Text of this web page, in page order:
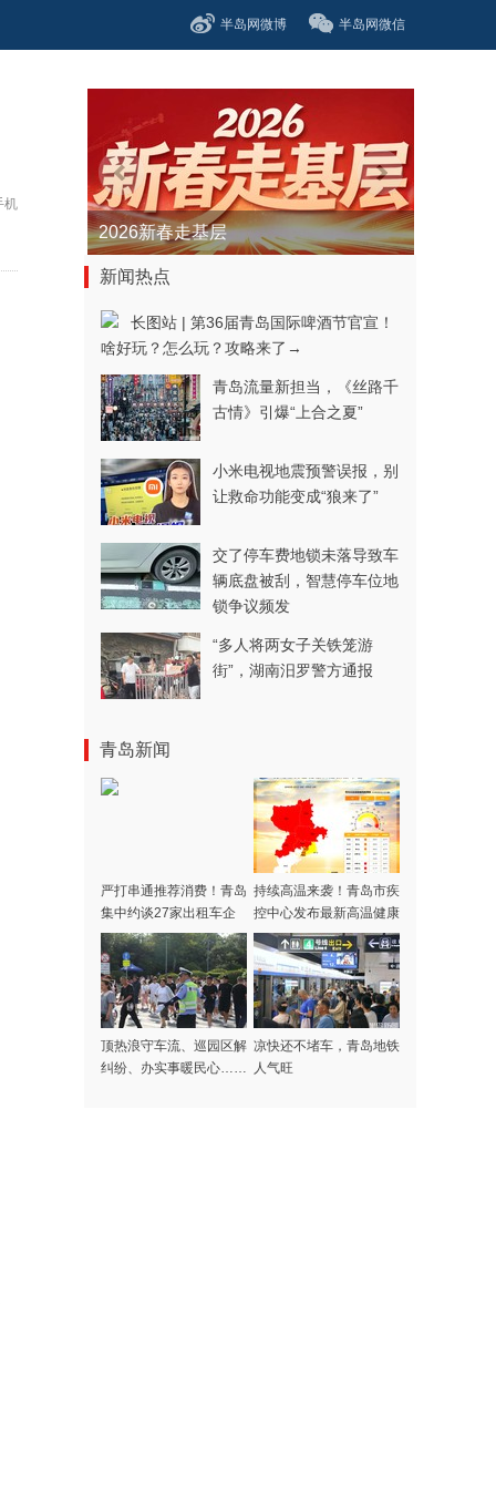
半岛网微博 半岛网微信
机
青春逐梦正当时——聚焦2026年中...
新闻热点
长图站 | 第36届青岛国际啤酒节官宣！
啥好玩？怎么玩？攻略来了→
青岛流量新担当，《丝路千
古情》引爆“上合之夏”
小米电视地震预警误报，别
让救命功能变成“狼来了”
交了停车费地锁未落导致车
辆底盘被刮，智慧停车位地
锁争议频发
“多人将两女子关铁笼游
街”，湖南汨罗警方通报
青岛新闻
严打串通推荐消费！青岛
集中约谈27家出租车企
业
持续高温来袭！青岛市疾
控中心发布最新高温健康
风险提示
顶热浪守车流、巡园区解
纠纷、办实事暖民心……
凉快还不堵车，青岛地铁
人气旺